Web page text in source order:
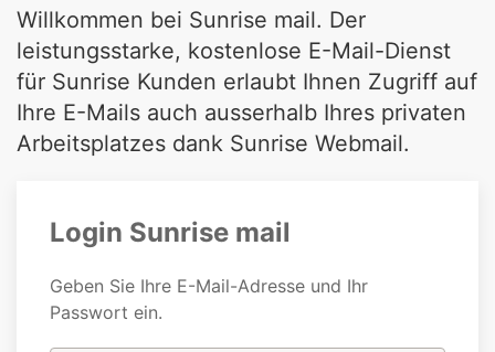
Willkommen bei Sunrise mail. Der
leistungsstarke, kostenlose E-Mail-Dienst
für Sunrise Kunden erlaubt Ihnen Zugriff auf
Ihre E-Mails auch ausserhalb Ihres privaten
Arbeitsplatzes dank Sunrise Webmail.
Login Sunrise mail
Geben Sie Ihre E-Mail-Adresse und Ihr
Passwort ein.